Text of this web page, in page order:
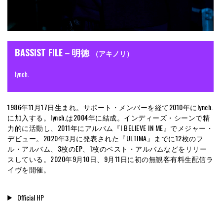
BASSIST FILE－明徳 （アキノリ）
lynch.
1986年11月17日生まれ。サポート・メンバーを経て2010年にlynch.
に加入する。lynch.は2004年に結成。インディーズ・シーンで精
力的に活動し、2011年にアルバム『I BELIEVE IN ME』でメジャー・
デビュー。2020年3月に発表された『ULTIMA』までに12枚のフ
ル・アルバム、3枚のEP、1枚のベスト・アルバムなどをリリー
スしている。2020年9月10日、9月11日に初の無観客有料生配信ラ
イヴを開催。
Official HP